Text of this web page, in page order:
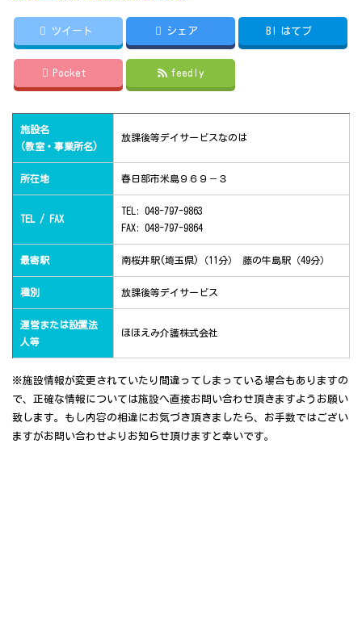
ツイート シェア B! はてブ
Pocket feedly
施設名
(教室・事業所名)
放課後等デイサービスなのは
所在地 春日部市米島９６９－３
TEL / FAX
TEL: 048-797-9863
FAX: 048-797-9864
最寄駅 南桜井駅(埼玉県)（11分） 藤の牛島駅（49分）
種別 放課後等デイサービス
運営または設置法
人等
ほほえみ介護株式会社
※施設情報が変更されていたり間違ってしまっている場合もありますの
で、正確な情報については施設へ直接お問い合わせ頂きますようお願い
致します。もし内容の相違にお気づき頂きましたら、お手数ではござい
ますがお問い合わせよりお知らせ頂けますと幸いです。